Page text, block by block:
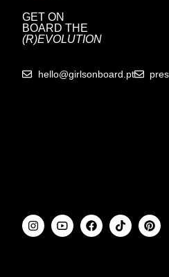
GET ON
BOARD THE
(R)EVOLUTION
hello@girlsonboard.pt